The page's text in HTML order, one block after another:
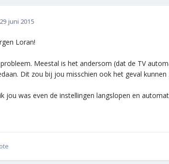
29 juni 2015
Loran!
Meestal is het andersom (dat de TV
Dit zou bij jou misschien ook het geval kunnen
jou was even de instellingen langslopen en